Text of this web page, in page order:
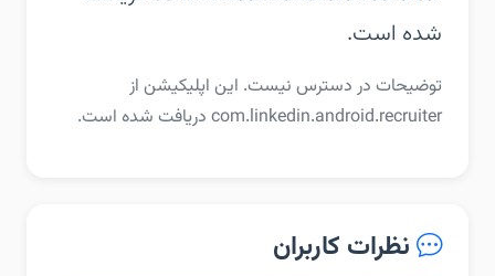
شده است.
توضیحات در دسترس نیست. این اپلیکیشن از
com.linkedin.android.recruiter دریافت شده است.
نظرات کاربران